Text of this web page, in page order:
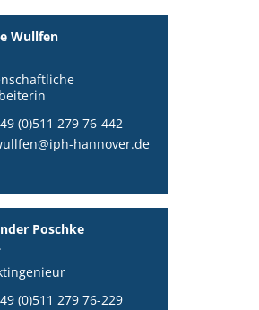
Wullfen
(0)511 279 76-442
hannover.de
Poschke
(0)511 279 76-229